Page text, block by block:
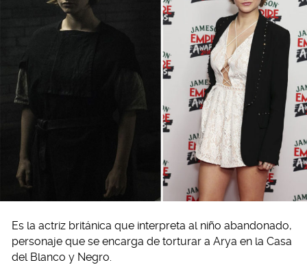
Es la actriz británica que interpreta al niño abandonado,
personaje que se encarga de torturar a Arya en la Casa
del Blanco y Negro.